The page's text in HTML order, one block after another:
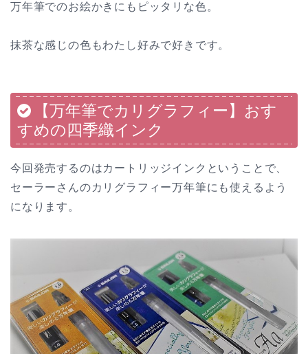
万年筆でのお絵かきにもピッタリな色。
抹茶な感じの色もわたし好みで好きです。
【万年筆でカリグラフィー】おす
すめの四季織インク
今回発売するのはカートリッジインクということで、
セーラーさんのカリグラフィー万年筆にも使えるよう
になります。